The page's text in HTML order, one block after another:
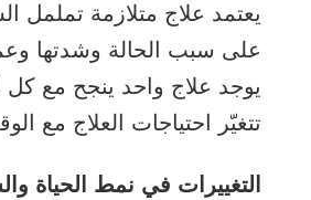
على سبب الحالة وشدتها
يوجد علاج واحد ينجح مع
تتغيّر احتياجات العلاج مع
التغييرات في نمط الحياة